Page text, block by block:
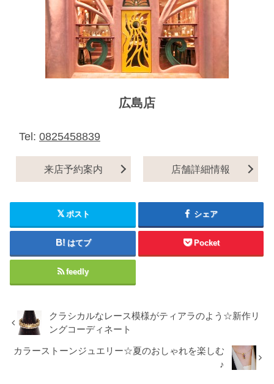
広島店
Tel: 0825458839
来店予約案内 店舗詳細情報
ポスト シェア
はてブ Pocket
feedly
クラシカルなレース模様がティアラのよう☆新作リ
ングコーディネート
カラーストーンジュエリー☆夏のおしゃれを楽しむ
♪